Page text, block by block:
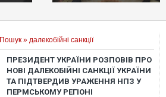
Пошук » далекобійні санкції
ПРЕЗИДЕНТ УКРАЇНИ РОЗПОВІВ ПРО
НОВІ ДАЛЕКОБІЙНІ САНКЦІЇ УКРАЇНИ
ТА ПІДТВЕРДИВ УРАЖЕННЯ НПЗ У
ПЕРМСЬКОМУ РЕГІОНІ